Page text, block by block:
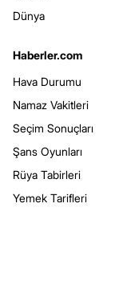
Dünya
Haberler.com
Hava Durumu
Namaz Vakitleri
Seçim Sonuçları
Şans Oyunları
Rüya Tabirleri
Yemek Tarifleri